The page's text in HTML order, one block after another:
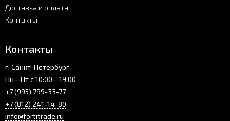
Доставка и оплата
Контакты
Контакты
г. Санкт-Петербург
Пн—Пт с 10:00—19:00
+7 (995) 799-33-77
+7 (812) 241-14-80
info@fortitrade.ru